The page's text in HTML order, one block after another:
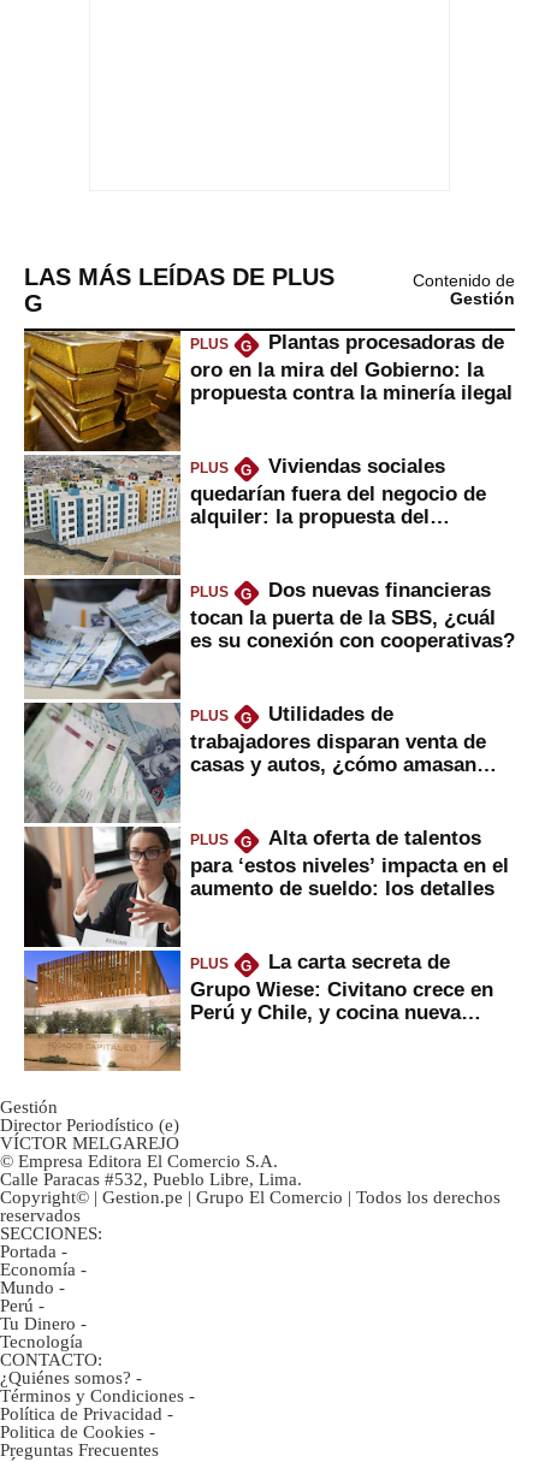
LAS MÁS LEÍDAS DE PLUS
G
Contenido de
Gestión
PLUS G
Plantas procesadoras de
oro en la mira del Gobierno: la
propuesta contra la minería ilegal
PLUS G
Viviendas sociales
quedarían fuera del negocio de
alquiler: la propuesta del
PLUS G
Dos nuevas financieras
tocan la puerta de la SBS, ¿cuál
es su conexión con cooperativas?
PLUS G
Utilidades de
trabajadores disparan venta de
casas y autos, ¿cómo amasan
PLUS G
Alta oferta de talentos
para ‘estos niveles’ impacta en el
aumento de sueldo: los detalles
PLUS G
La carta secreta de
Grupo Wiese: Civitano crece en
Perú y Chile, y cocina nueva
Gestión
Director Periodístico (e)
VÍCTOR MELGAREJO
© Empresa Editora El Comercio S.A.
Calle Paracas #532, Pueblo Libre, Lima.
Copyright© | Gestion.pe | Grupo El Comercio | Todos los derechos
reservados
SECCIONES:
Portada -
Economía -
Mundo -
Perú -
Tu Dinero -
Tecnología
CONTACTO:
¿Quiénes somos? -
Términos y Condiciones -
Política de Privacidad -
Politica de Cookies -
Preguntas Frecuentes